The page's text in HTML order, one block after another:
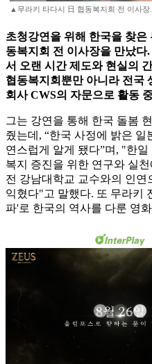
▲무라키 타다시 日 협동복지회 전 이사
초청강연을 위해 한국을 찾은
동복지회 전 이사장을 만났다
서 오랜 시간 제도와 현실의
협동복지회뿐만 아니라 전국
회사 CWS의 자문으로 활동
그는 강연을 통해 한국 돌봄
줬는데, “한국 사정에 밝은
연스럽게 알게 됐다”며, "한
복지 증진을 위한 연구와 실
전 강남대학교 교수와의 인연
익혔다"고 말했다. 또 무라키
파'로 한국의 역사를 다룬 영